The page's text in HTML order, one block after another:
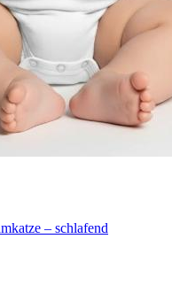
– schlafend